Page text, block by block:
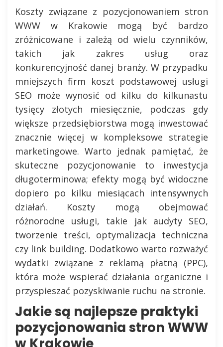
Koszty związane z pozycjonowaniem stron
WWW w Krakowie mogą być bardzo
zróżnicowane i zależą od wielu czynników,
takich jak zakres usług oraz
konkurencyjność danej branży. W przypadku
mniejszych firm koszt podstawowej usługi
SEO może wynosić od kilku do kilkunastu
tysięcy złotych miesięcznie, podczas gdy
większe przedsiębiorstwa mogą inwestować
znacznie więcej w kompleksowe strategie
marketingowe. Warto jednak pamiętać, że
skuteczne pozycjonowanie to inwestycja
długoterminowa; efekty mogą być widoczne
dopiero po kilku miesiącach intensywnych
działań. Koszty mogą obejmować
różnorodne usługi, takie jak audyty SEO,
tworzenie treści, optymalizacja techniczna
czy link building. Dodatkowo warto rozważyć
wydatki związane z reklamą płatną (PPC),
która może wspierać działania organiczne i
przyspieszać pozyskiwanie ruchu na stronie.
Jakie są najlepsze praktyki
pozycjonowania stron WWW